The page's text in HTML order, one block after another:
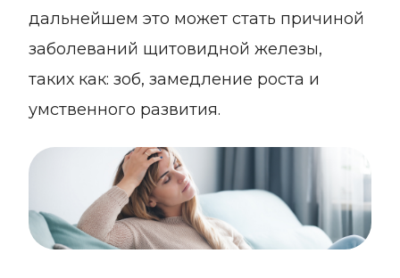
дальнейшем это может стать причиной
заболеваний щитовидной железы,
таких как: зоб, замедление роста и
умственного развития.